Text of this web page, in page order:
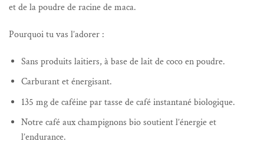
et de la poudre de racine de maca.
Pourquoi tu vas l’adorer :
Sans produits laitiers, à base de lait de coco en poudre.
Carburant et énergisant.
135 mg de caféine par tasse de café instantané biologique.
Notre café aux champignons bio soutient l’énergie et
l’endurance.